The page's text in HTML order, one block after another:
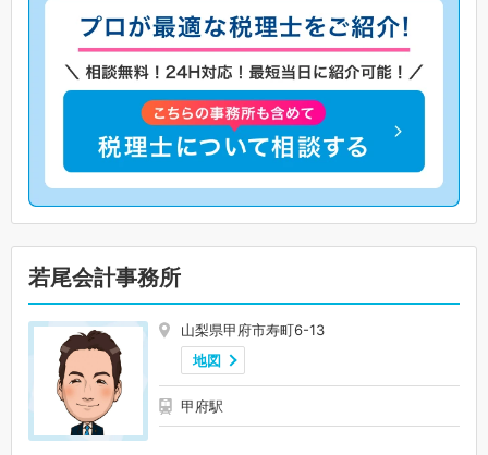
若尾会計事務所
山梨県甲府市寿町6-13
地図
甲府駅